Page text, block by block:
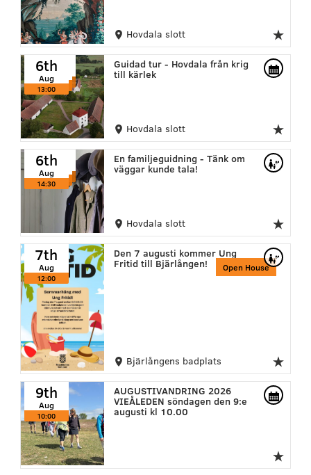
Hovdala slott
Guidad tur - Hovdala från krig
till kärlek
6th
Aug
13:00
6th
Aug
13:00
6th
Aug
13:00
Hovdala slott
En familjeguidning - Tänk om
väggar kunde tala!
6th
Aug
14:30
6th
Aug
14:30
6th
Aug
14:30
Hovdala slott
Den 7 augusti kommer Ung
Fritid till Bjärlången!
7th
Aug
12:00
Open House
Bjärlångens badplats
AUGUSTIVANDRING 2026
VIEÅLEDEN söndagen den 9:e
augusti kl 10.00
9th
Aug
10:00